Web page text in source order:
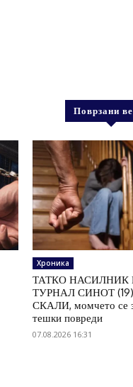
Поврзани
Хроника
ТАТКО НАСИЛНИК
ТУРНАЛ СИНОТ
СКАЛИ, момчето се
тешки повреди
07.08.2026 16:31